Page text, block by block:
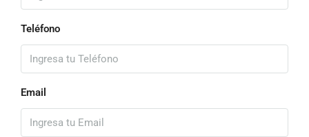
Teléfono
Email